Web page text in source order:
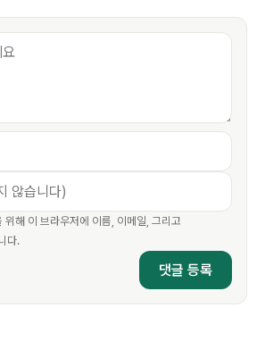
위해 이 브라우저에 이름, 이메일, 그리고
다.